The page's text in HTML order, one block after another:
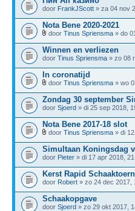
door FrankJScott » za 04 nov
Nota Bene 2020-2021
door Tinus Spriensma » do
Winnen en verliezen
door Tinus Spriensma » zo 08
In coronatijd
door Tinus Spriensma » wo
Zondag 30 september
door Sjoerd » di 25 sep 2018,
Nota Bene 2017-18 slot
door Tinus Spriensma » di
Simultaan Koningsdag
door Pieter » di 17 apr 2018,
Kerst Rapid
door Robert » zo 24 dec 2017,
Schaakopgave
door Sjoerd » zo 29 okt 2017,